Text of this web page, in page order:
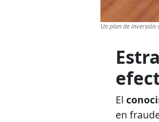
Un plan de
El
en